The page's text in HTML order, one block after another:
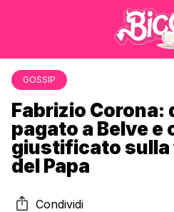
GOSSIP
Fabrizio Corona:
pagato a Belve e
giustificato sulla
del Papa
Condividi